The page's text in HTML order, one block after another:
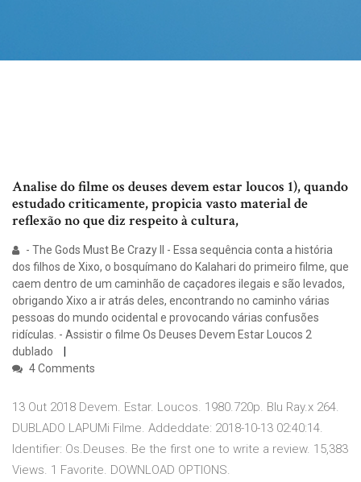
Analise do filme os deuses devem estar loucos 1), quando
estudado criticamente, propicia vasto material de
reflexão no que diz respeito à cultura,
- The Gods Must Be Crazy II - Essa sequência conta a história
dos filhos de Xixo, o bosquímano do Kalahari do primeiro filme, que
caem dentro de um caminhão de caçadores ilegais e são levados,
obrigando Xixo a ir atrás deles, encontrando no caminho várias
pessoas do mundo ocidental e provocando várias confusões
ridículas. - Assistir o filme Os Deuses Devem Estar Loucos 2
dublado
4 Comments
13 Out 2018 Devem. Estar. Loucos. 1980.720p. Blu Ray.x 264.
DUBLADO LAPUMi Filme. Addeddate: 2018-10-13 02:40:14.
Identifier: Os.Deuses. Be the first one to write a review. 15,383
Views. 1 Favorite. DOWNLOAD OPTIONS.